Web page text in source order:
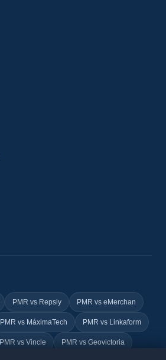
PMR vs Repsly PMR vs eMerchan
PMR vs MáximaTech PMR vs Linkaform
PMR vs Vincle PMR vs Geovictoria